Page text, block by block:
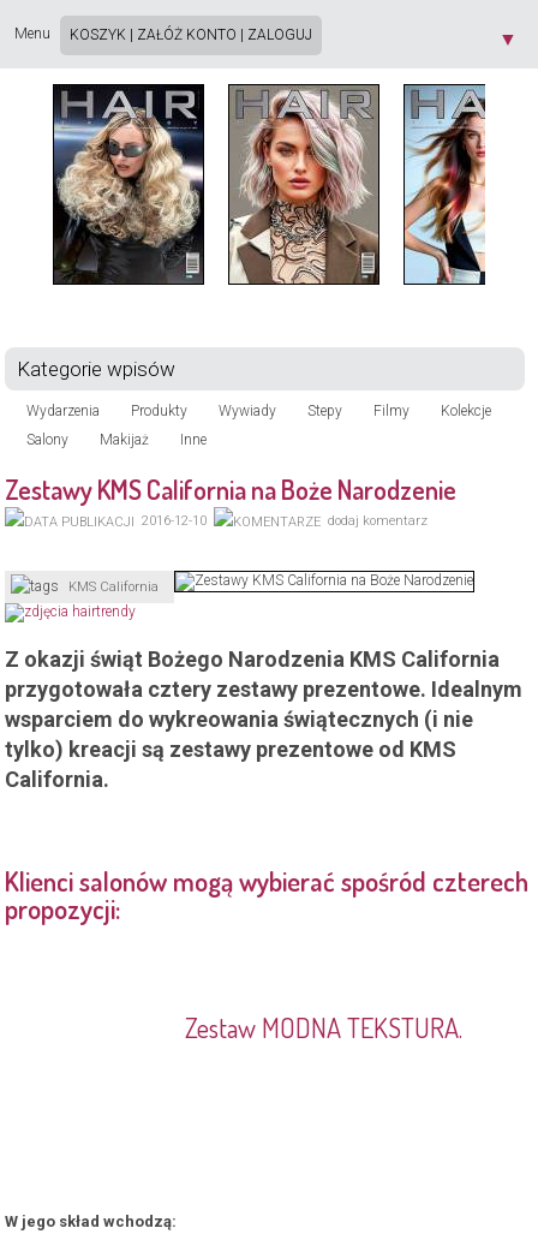
Menu ▼
KOSZYK ZAŁÓŻ KONTO ZALOGUJ
Kategorie wpisów
Wydarzenia Produkty Wywiady Stepy Filmy
Kolekcje
Salony
Makijaż Inne
Zestawy KMS California na Boże Narodzenie
2016-12-10 dodaj komentarz
KMS California
Z okazji świąt Bożego Narodzenia KMS California
przygotowała cztery zestawy prezentowe. Idealnym
wsparciem do wykreowania świątecznych (i nie
tylko) kreacji są zestawy prezentowe od KMS
California.
Klienci salonów mogą wybierać spośród czterech
propozycji:
Zestaw MODNA TEKSTURA.
W jego skład wchodzą:
cookie, zgodnie z aktualnymi ustawieniami przeglądarki. Dowiedz się więcej o
Prywatności [X]